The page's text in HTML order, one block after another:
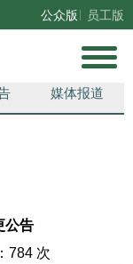
公众版 员工版
媒体报道
公告
784 次